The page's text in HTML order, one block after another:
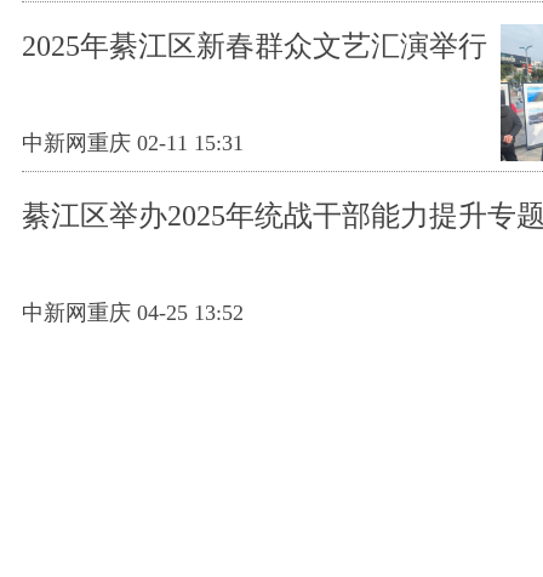
2025年綦江区新春群众文艺汇演举行
中新网重庆 02-11 15:31
綦江区举办2025年统战干部能力提升专
中新网重庆 04-25 13:52